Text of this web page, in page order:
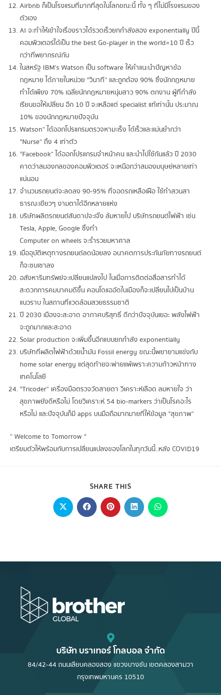
Airbnb ก็เป็นโรงแรมที่มากที่สุดในโลกขณะนี้ ทั้ง ๆ ที่ไม่มีโรงแรมของ
ตัวเอง
AI จะทำให้เข้าใจเรื่องราวได้รวดเร็วยกกำลังสอง exponentially ปีนี้
คอมพิวเตอร์ได้เป็น the best Go-player in the world=10 ปี เร็ว
กว่าที่พยากรณ์กัน
ในสหรัฐ IBM’s Watson เป็น software ให้คำแนะนำปัญหาข้อ
กฎหมาย ได้ภายในหน่วย “วินาที” และถูกต้อง 90% ซึ่งนักกฎหมาย
ทำได้เพียง 70% เฉลี่ยนักกฎหมายหนุ่มสาว 90% ตกงาน ผู้ที่กำลัง
เรียนขอให้เปลี่ยน อีก 10 ปี จะเหลือแต่ specialist แท้เท่านั้น ประมาณ
10% ของนักกฎหมายปัจจุบัน
Watson” ได้ออกโปรแกรมตรวจหามะเร็ง ได้เร็วและแม่นยำกว่า
“Nurse” ถึง 4 เท่าตัว
“Facebook” ได้ออกโปรแกรมจำหน้าคน และนำไปใช้กันแล้ว ปี 2030
คาดว่าสมองกลของคอมพิวเตอร์ จะเหนือกว่าสมองมนุษย์หลายเท่า
แน่นอน
จำนวนรถยนต์จะลดลง 90-95% ที่จอดรถเหลือเฝือ ใช้ทำสวนสา
ธารณะเขียวๆ งามตาได้อีกหลายแห่ง
บริษัทผลิตรถยนต์สันดาปจะเจ๊ง ล้มหายไป บริษัทรถยนต์ไฟฟ้า เช่น
Tesla, Apple, Google ซึ่งทำ
Computer on wheels จะร่ำรวยมหาศาล
เมื่ออุบัติเหตุทางรถยนต์ลดน้อยลง อนาคตการประกันภัยทางรถยนต์
ก็จะซบเซาลง
อสังหาริมทรัพย์จะเปลี่ยนแปลงไป ในเมื่อการติตต่อสื่อสารทำได้
สะดวกการคมนาคมดีขึ้น คอนโดแออัดในเมืองก็จะเปลี่ยนไปเป็นบ้าน
แนวราบ ในสถานที่แวดล้อมสวยธรรมชาติ
ปี 2030 เมืองจะสะอาด อากาศบริสุทธิ์ ดีกว่าปัจจุบันเยอะ พลังไฟฟ้า
จะถูกมากและสะอาด
Solar production จะเพิ่มขึ้นอีกแบบยกกำลัง exponentially
บริษัทที่ผลิตไฟฟ้าด้วยน้ำมัน Fossil energy ขณะนี้พยายามแข่งกับ
home solar energy แต่สุดท้ายจะพ่ายแพ้เพราะความก้าวหน้าทาง
เทคโนโลยี
“Tricoder” เครื่องมือตรวจวัดสายตา วิเคราะห์เลือด ลมหายใจ ว่า
สุขภาพยังดีหรือไม่ โดยวิเคราะห์ 54 bio-markers ว่าเป็นโรคอะไร
หรือไม่ และปัจจุบันก็มี apps บนมือถือมากมายที่ให้ข้อมูล “สุขภาพ”
” Welcome to Tomorrow “
เตรียมตัวให้พร้อมกับการเปลี่ยนแปลงของโลกในทุกวันนี้..หลัง COVID19
SHARE THIS
บริษัท บราเทอร์ โกลบอล จำกัด
84/42-44 ถนนเลียบคลองสอง แขวงบางชัน เขตคลองสามวา
กรุงเทพมหานคร 10510